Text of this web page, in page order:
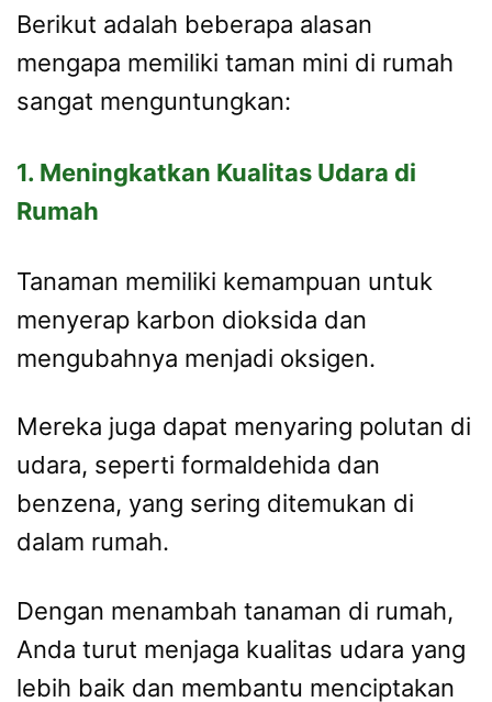
Berikut adalah beberapa alasan
mengapa memiliki taman mini di rumah
sangat menguntungkan:
1. Meningkatkan Kualitas Udara di
Rumah
Tanaman memiliki kemampuan untuk
menyerap karbon dioksida dan
mengubahnya menjadi oksigen.
Mereka juga dapat menyaring polutan di
udara, seperti formaldehida dan
benzena, yang sering ditemukan di
dalam rumah.
Dengan menambah tanaman di rumah,
Anda turut menjaga kualitas udara yang
lebih baik dan membantu menciptakan